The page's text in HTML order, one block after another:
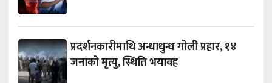
प्रदर्शनकारीमाथि अन्धाधुन्ध गोली प्रहार, १४
जनाको मृत्यु, स्थिति भयावह